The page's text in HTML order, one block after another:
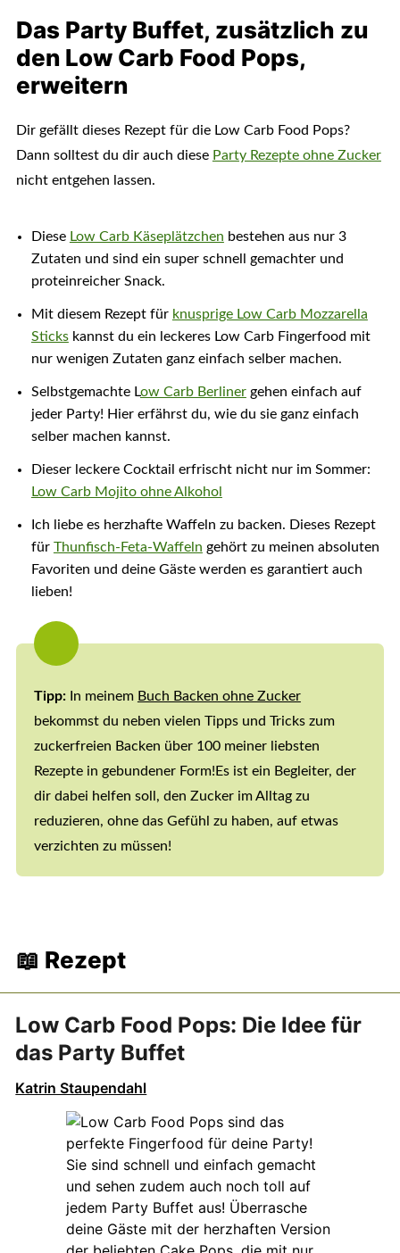
Das Party Buffet, zusätzlich zu
den Low Carb Food Pops,
erweitern
Dir gefällt dieses Rezept für die Low Carb Food Pops?
Dann solltest du dir auch diese Party Rezepte ohne Zucker
nicht entgehen lassen.
Diese Low Carb Käseplätzchen bestehen aus nur 3
Zutaten und sind ein super schnell gemachter und
proteinreicher Snack.
Mit diesem Rezept für knusprige Low Carb Mozzarella
Stickskannst du ein leckeres Low Carb Fingerfood mit
nur wenigen Zutaten ganz einfach selber machen.
Selbstgemachte Low Carb Berlinergehen einfach auf
jeder Party! Hier erfährst du, wie du sie ganz einfach
selber machen kannst.
Dieser leckere Cocktail erfrischt nicht nur im Sommer:
Low Carb Mojito ohne Alkohol
Ich liebe es herzhafte Waffeln zu backen. Dieses Rezept
für Thunfisch-Feta-Waffeln gehört zu meinen absoluten
Favoriten und deine Gäste werden es garantiert auch
lieben!
Tipp:In meinem Buch Backen ohne Zucker
bekommst du neben vielen Tipps und Tricks zum
zuckerfreien Backen über 100 meiner liebsten
Rezepte in gebundener Form!Es ist ein Begleiter, der
dir dabei helfen soll, den Zucker im Alltag zu
reduzieren, ohne das Gefühl zu haben, auf etwas
verzichten zu müssen!
📖 Rezept
Low Carb Food Pops: Die Idee für
das Party Buffet
Katrin Staupendahl